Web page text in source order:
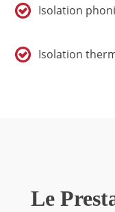
Isolation
Isolation
Le